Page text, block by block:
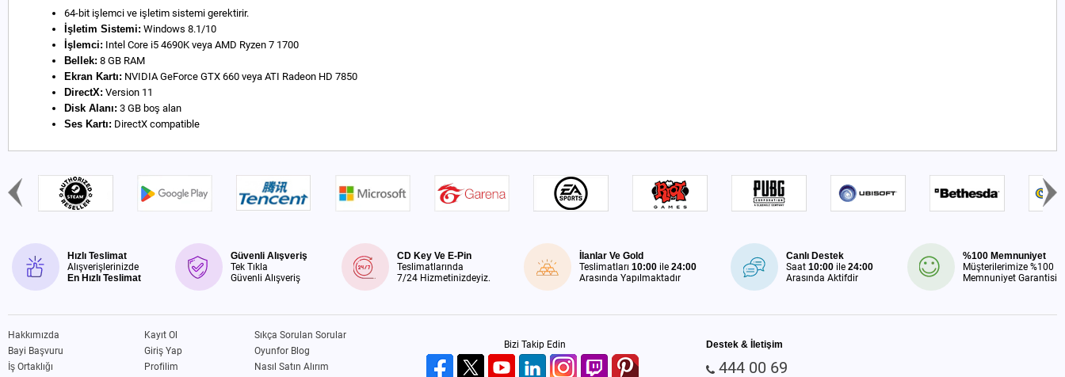
64-bit işlemci ve işletim sistemi gerektirir.
İşletim Sistemi: Windows 8.1/10
İşlemci: Intel Core i5 4690K veya AMD Ryzen 7 1700
Bellek: 8 GB RAM
Ekran Kartı: NVIDIA GeForce GTX 660 veya ATI Radeon HD 7850
DirectX: Version 11
Disk Alanı: 3 GB boş alan
Ses Kartı: DirectX compatible
Hızlı Teslimat
Alışverişlerinizde
En Hızlı Teslimat
Güvenli Alışveriş
Tek Tıkla
Güvenli Alışveriş
CD Key Ve E-Pin
Teslimatlarında
7/24 Hizmetinizdeyiz.
İlanlar Ve Gold
Teslimatları10:00 ile24:00
Arasında Yapılmaktadır
Canlı Destek
Saat10:00 ile24:00
Arasında Aktifdir
%100 Memnuniyet
Müşterilerimize %100
Memnuniyet Garantisi
Hakkımızda
Bayi Başvuru
İş Ortaklığı
Kayıt Ol
Giriş Yap
Profilim
Sıkça Sorulan Sorular
Oyunfor Blog
Nasıl Satın Alırım
Bizi Takip Edin Destek & İletişim
444 00 69